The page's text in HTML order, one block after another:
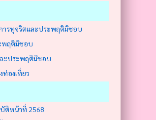
การทุจริตและประพฤติมิชอบ
พฤติมิชอบ
ละประพฤติมิชอบ
องเที่ยว
บัติหน้าที่ 2568